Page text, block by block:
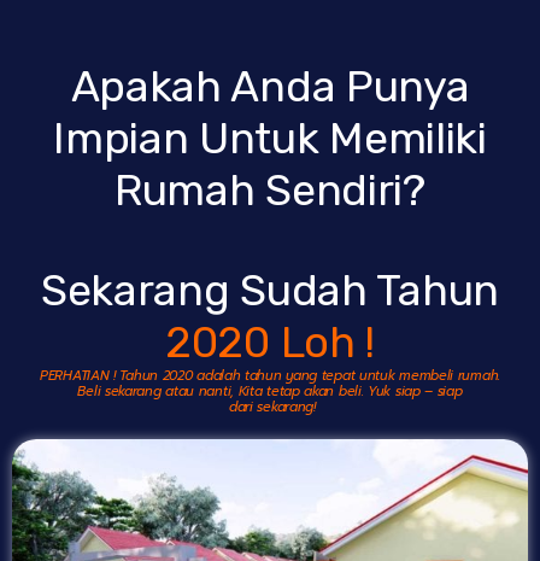
Apakah Anda Punya
Impian Untuk Memiliki
Rumah Sendiri?
Sekarang Sudah Tahun
2020 Loh !
PERHATIAN ! Tahun 2020 adalah tahun yang tepat untuk membeli rumah.
Beli sekarang atau nanti, Kita tetap akan beli. Yuk siap – siap
dari sekarang!